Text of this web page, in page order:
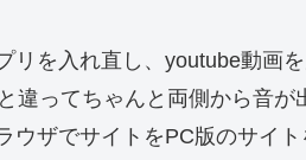
リを入れ直し、youtube動画
違ってちゃんと両側から音
ウザでサイトをPC版のサイ